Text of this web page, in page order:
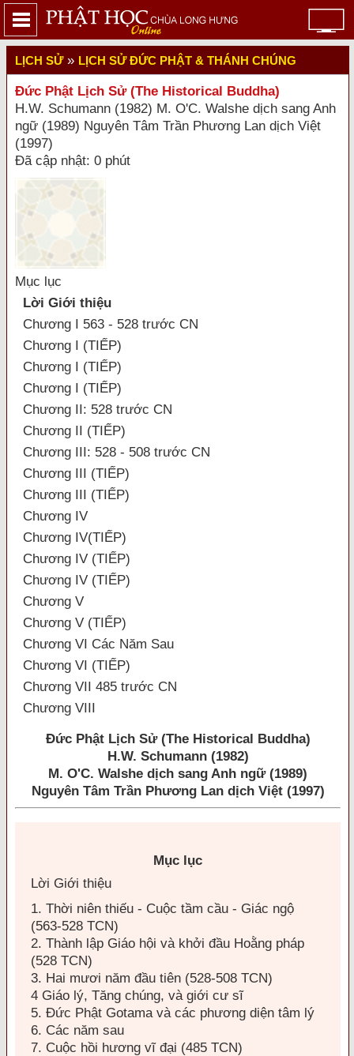
LỊCH SỬ» LỊCH SỬ ĐỨC PHẬT & THÁNH CHÚNG
Ðức Phật Lịch Sử (The Historical Buddha)
H.W. Schumann (1982) M. O'C. Walshe dịch sang Anh
ngữ (1989) Nguyên Tâm Trần Phương Lan dịch Việt
(1997)
Đã cập nhật: 0 phút
Mục lục
Lời Giới thiệu
Chương I 563 - 528 trước CN
Chương I (TIẾP)
Chương I (TIẾP)
Chương I (TIẾP)
Chương II: 528 trước CN
Chương II (TIẾP)
Chương III: 528 - 508 trước CN
Chương III (TIẾP)
Chương III (TIẾP)
Chương IV
Chương IV(TIẾP)
Chương IV (TIẾP)
Chương IV (TIẾP)
Chương V
Chương V (TIẾP)
Chương VI Các Năm Sau
Chương VI (TIẾP)
Chương VII 485 trước CN
Chương VIII
Ðức Phật Lịch Sử (The Historical Buddha)
H.W. Schumann (1982)
M. O'C. Walshe dịch sang Anh ngữ (1989)
Nguyên Tâm Trần Phương Lan dịch Việt (1997)
Mục lục
Lời Giới thiệu
1. Thời niên thiếu - Cuộc tầm cầu - Giác ngộ
(563-528 TCN)
2. Thành lập Giáo hội và khởi đầu Hoằng pháp
(528 TCN)
3. Hai mươi năm đầu tiên (528-508 TCN)
4 Giáo lý, Tăng chúng, và giới cư sĩ
5. Ðức Phật Gotama và các phương diện tâm lý
6. Các năm sau
7. Cuộc hồi hương vĩ đại (485 TCN)